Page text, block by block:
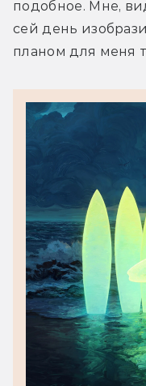
подобное. Мне,
сей день
планом для меня